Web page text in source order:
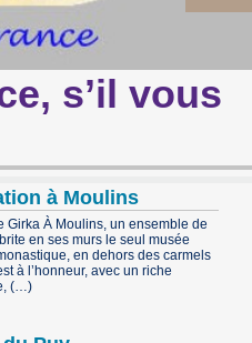
s’il vous
à Moulins
Girka À Moulins, un ensemble de
en ses murs le seul musée
en dehors des carmels
à l’honneur, avec un riche
(…)